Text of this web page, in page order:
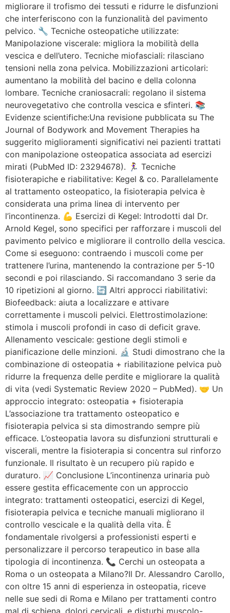
migliorare il trofismo dei tessuti e ridurre le disfunzioni
che interferiscono con la funzionalità del pavimento
pelvico. 🔧 Tecniche osteopatiche utilizzate:
Manipolazione viscerale: migliora la mobilità della
vescica e dell’utero. Tecniche miofasciali: rilasciano
tensioni nella zona pelvica. Mobilizzazioni articolari:
aumentano la mobilità del bacino e della colonna
lombare. Tecniche craniosacrali: regolano il sistema
neurovegetativo che controlla vescica e sfinteri. 📚
Evidenze scientifiche:Una revisione pubblicata su The
Journal of Bodywork and Movement Therapies ha
suggerito miglioramenti significativi nei pazienti trattati
con manipolazione osteopatica associata ad esercizi
mirati (PubMed ID: 23294678). 🏃‍♀️ Tecniche
fisioterapiche e riabilitative: Kegel & co. Parallelamente
al trattamento osteopatico, la fisioterapia pelvica è
considerata una prima linea di intervento per
l’incontinenza. 💪 Esercizi di Kegel: Introdotti dal Dr.
Arnold Kegel, sono specifici per rafforzare i muscoli del
pavimento pelvico e migliorare il controllo della vescica.
Come si eseguono: contraendo i muscoli come per
trattenere l’urina, mantenendo la contrazione per 5-10
secondi e poi rilasciando. Si raccomandano 3 serie da
10 ripetizioni al giorno. 🔄 Altri approcci riabilitativi:
Biofeedback: aiuta a localizzare e attivare
correttamente i muscoli pelvici. Elettrostimolazione:
stimola i muscoli profondi in caso di deficit grave.
Allenamento vescicale: gestione degli stimoli e
pianificazione delle minzioni. 🔬 Studi dimostrano che la
combinazione di osteopatia + riabilitazione pelvica può
ridurre la frequenza delle perdite e migliorare la qualità
di vita (vedi Systematic Review 2020 – PubMed). 🤝 Un
approccio integrato: osteopatia + fisioterapia
L’associazione tra trattamento osteopatico e
fisioterapia pelvica si sta dimostrando sempre più
efficace. L’osteopatia lavora su disfunzioni strutturali e
viscerali, mentre la fisioterapia si concentra sul rinforzo
funzionale. Il risultato è un recupero più rapido e
duraturo. 📈 Conclusione L’incontinenza urinaria può
essere gestita efficacemente con un approccio
integrato: trattamenti osteopatici, esercizi di Kegel,
fisioterapia pelvica e tecniche manuali migliorano il
controllo vescicale e la qualità della vita. È
fondamentale rivolgersi a professionisti esperti e
personalizzare il percorso terapeutico in base alla
tipologia di incontinenza. 📞 Cerchi un osteopata a
Roma o un osteopata a Milano?Il Dr. Alessandro Carollo,
con oltre 15 anni di esperienza in osteopatia, riceve
nelle sue sedi di Roma e Milano per trattamenti contro